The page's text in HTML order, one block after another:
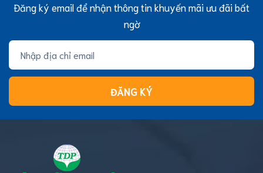
Đăng ký email để nhận thông tin khuyến mãi ưu đãi bất
ngờ
ĐĂNG KÝ